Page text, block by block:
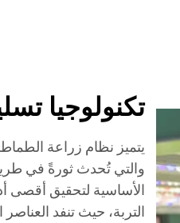
تكنولوجيا
يتميز نظام زراعة
والتي تُحدث ثورةً في
الأساسية لتحقيق أقصى
التربة، حيث تنفد العناصر